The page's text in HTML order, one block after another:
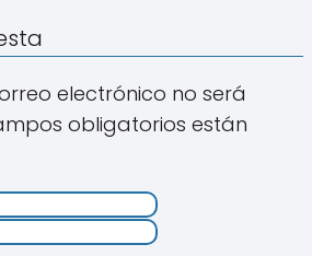
electrónico no será
obligatorios están